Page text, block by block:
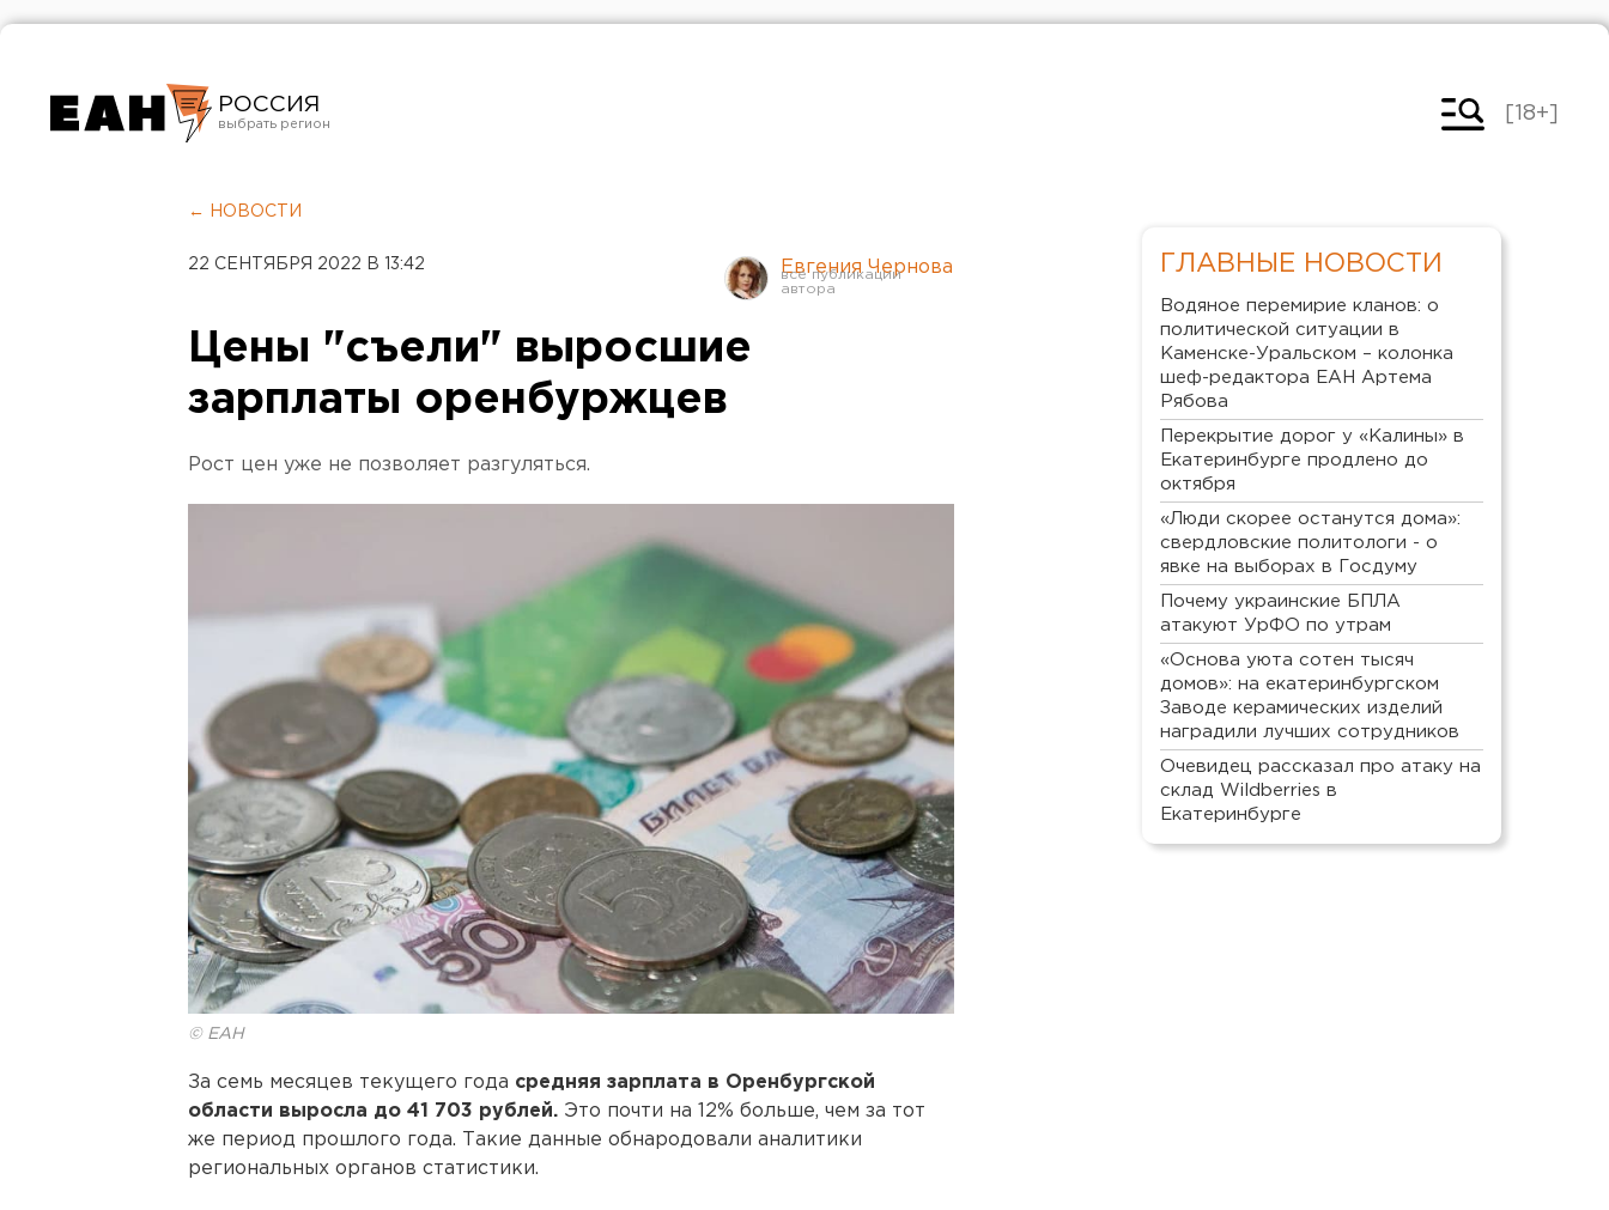
РОССИЯ
Челябинск
[18+]
← НОВОСТИ
22 СЕНТЯБРЯ 2022 В 13:42 Евгения Чернова
Цены "съели" выросшие
зарплаты оренбуржцев
Рост цен уже не позволяет разгуляться.
© ЕАН
За семь месяцев текущего года средняя зарплата в Оренбургской
области выросла до 41 703 рублей. Это почти на 12% больше, чем за тот
же период прошлого года. Такие данные обнародовали аналитики
региональных органов статистики.
ГЛАВНЫЕ НОВОСТИ
Водяное перемирие кланов: о
политической ситуации в
Каменске-Уральском – колонка
шеф-редактора ЕАН Артема
Рябова
Перекрытие дорог у «Калины» в
Екатеринбурге продлено до
октября
«Люди скорее останутся дома»:
свердловские политологи - о
явке на выборах в Госдуму
Почему украинские БПЛА
атакуют УрФО по утрам
«Основа уюта сотен тысяч
домов»: на екатеринбургском
Заводе керамических изделий
наградили лучших сотрудников
Очевидец рассказал про атаку на
склад Wildberries в
Екатеринбурге